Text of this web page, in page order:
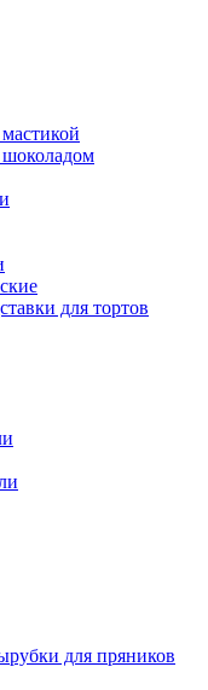
для тортов
для пряников